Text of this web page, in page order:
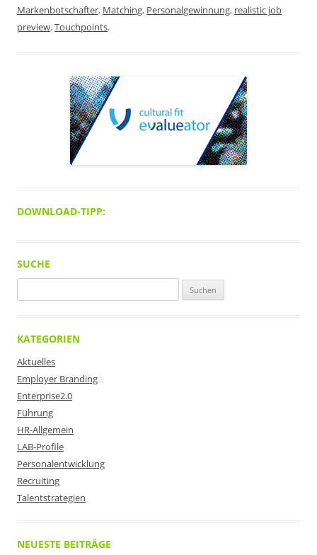
Markenbotschafter, Matching, Personalgewinnung, realistic job
preview,Touchpoints.
DOWNLOAD-TIPP:
SUCHE
nach:
KATEGORIEN
Aktuelles
Employer Branding
Enterprise2.0
Führung
HR-Allgemein
LAB-Profile
Personalentwicklung
Recruiting
Talentstrategien
NEUESTE BEITRÄGE